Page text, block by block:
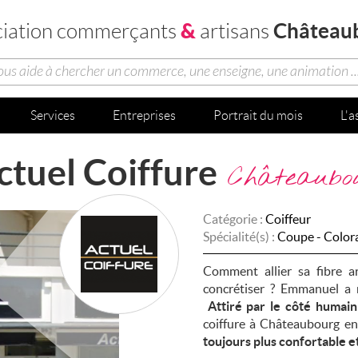
commerçants & artisans
aide à chercher un commerce, une enseigne, une animation ...
Services Entreprises Portrait du mois
Coiffure
Catégorie : Coiffeur
Spécialité(s) : Coupe -
Comment allier sa fibre
concrétiser ? Emmanuel
Attiré par le côté
coiffure à Châteaubourg
toujours plus confortable